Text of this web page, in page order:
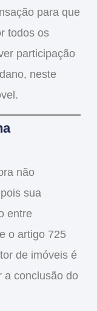
para que
todos os
participação
, neste
não
sua
entre
o artigo 725
de imóveis é
a conclusão do